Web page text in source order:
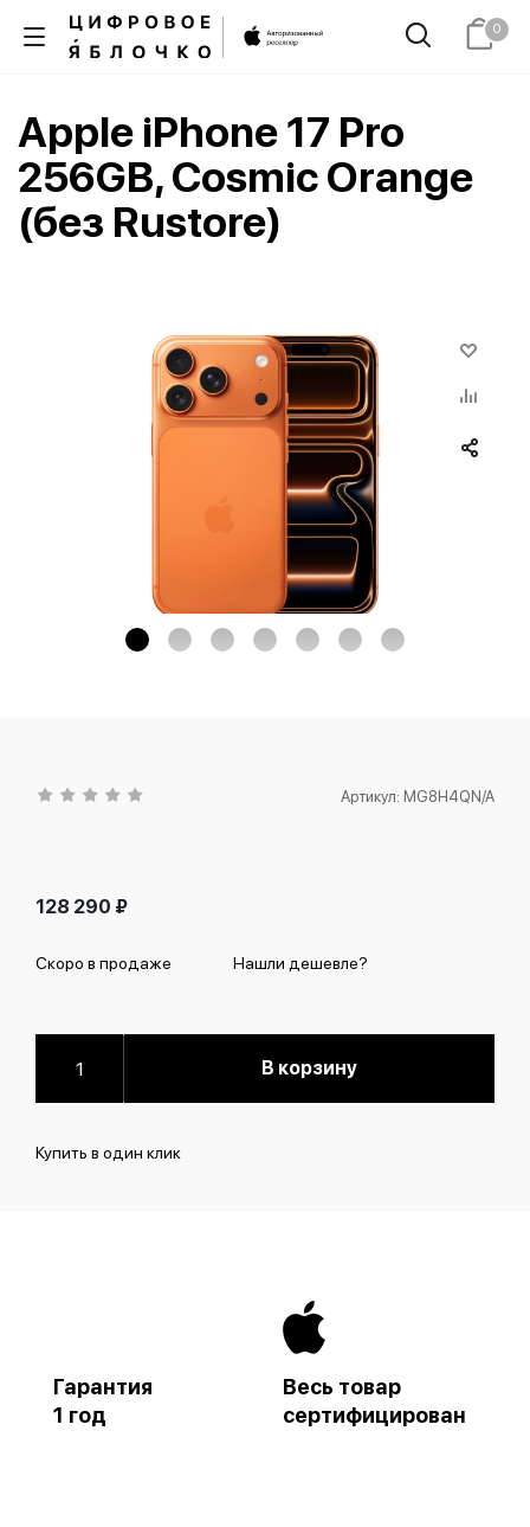
0
Apple iPhone 17 Pro
256GB, Cosmic Orange
(без Rustore)
Артикул: MG8H4QN/A
128 290 ₽
Скоро в продаже Нашли дешевле?
В корзину
Купить в один клик
Гарантия
1 год
Весь товар
сертифицирован